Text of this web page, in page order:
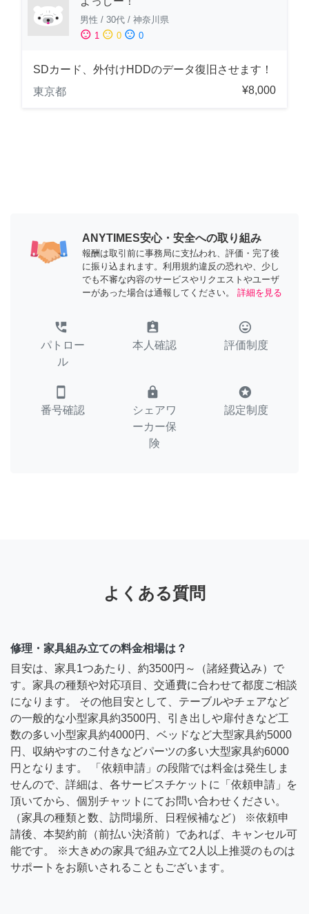
男性 / 30代 / 神奈川県
sentiment_satisfied 1 sentiment_neutral 0 sentiment_dissatisfied 0
SDカード、外付けHDDのデータ復旧させます！
東京都
¥8,000
ANYTIMES安心・安全への取り組み
報酬は取引前に事務局に支払われ、評価・完了後
に振り込まれます。利用規約違反の恐れや、少し
でも不審な内容のサービスやリクエストやユーザ
ーがあった場合は通報してください。
詳細を見る
perm_phone_msg
パトロー
ル
assignment_ind
本人確認
tag_faces
評価制度
smartphone
番号確認
lock
シェアワ
ーカー保
険
stars
認定制度
よくある質問
修理・家具組み立ての料金相場は？
目安は、家具1つあたり、約3500円～（諸経費込み）で
す。家具の種類や対応項目、交通費に合わせて都度ご相談
になります。 その他目安として、テーブルやチェアなど
の一般的な小型家具約3500円、引き出しや扉付きなど工
数の多い小型家具約4000円、ベッドなど大型家具約5000
円、収納やすのこ付きなどパーツの多い大型家具約6000
円となります。 「依頼申請」の段階では料金は発生しま
せんので、詳細は、各サービスチケットに「依頼申請」を
頂いてから、個別チャットにてお問い合わせください。
（家具の種類と数、訪問場所、日程候補など） ※依頼申
請後、本契約前（前払い決済前）であれば、キャンセル可
能です。 ※大きめの家具で組み立て2人以上推奨のものは
サポートをお願いされることもございます。